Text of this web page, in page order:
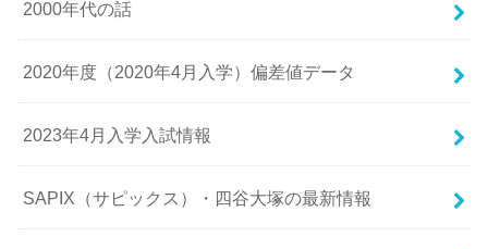
2000年代の話
2020年度（2020年4月入学）偏差値データ
2023年4月入学入試情報
SAPIX（サピックス）・四谷大塚の最新情報